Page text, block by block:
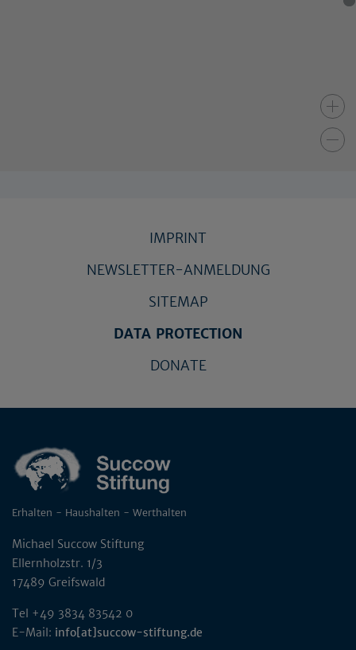
IMPRINT
NEWSLETTER-ANMELDUNG
SITEMAP
DATA PROTECTION
DONATE
Erhalten - Haushalten - Werthalten
Michael Succow Stiftung
Ellernholzstr. 1/3
17489 Greifswald
Tel +49 3834 83542 0
E-Mail: info[at]succow-stiftung.de